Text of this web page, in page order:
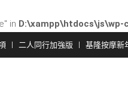
in
二人同行加強版 基隆按摩新